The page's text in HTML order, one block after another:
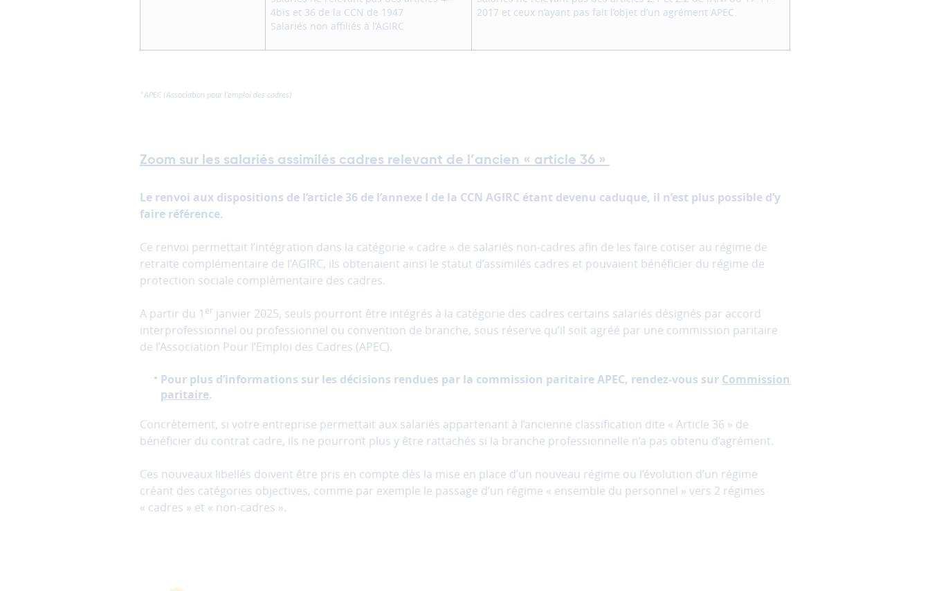
4bis et 36 de la CCN de 1947
Salariés non affiliés à l’AGIRC
2017 et ceux n’ayant pas fait l’objet d’un agrément APEC.
*APEC (Association pour l’emploi des cadres)
Zoom sur les salariés assimilés cadres relevant de l’ancien « article 36 »
Le renvoi aux dispositions de l’article 36 de l’annexe I de la CCN AGIRC étant devenu caduque, il n’est plus possible d’y
faire référence.
Ce renvoi permettait l’intégration dans la catégorie « cadre » de salariés non-cadres afin de les faire cotiser au régime de
retraite complémentaire de l’AGIRC, ils obtenaient ainsi le statut d’assimilés cadres et pouvaient bénéficier du régime de
protection sociale complémentaire des cadres.
A partir du 1 er janvier 2025, seuls pourront être intégrés à la catégorie des cadres certains salariés désignés par accord
interprofessionnel ou professionnel ou convention de branche, sous réserve qu’il soit agréé par une commission paritaire
de l’Association Pour l’Emploi des Cadres (APEC).
Pour plus d’informations sur les décisions rendues par la commission paritaire APEC, rendez-vous sur Commission
paritaire.
Concrètement, si votre entreprise permettait aux salariés appartenant à l’ancienne classification dite « Article 36 » de
bénéficier du contrat cadre, ils ne pourront plus y être rattachés si la branche professionnelle n’a pas obtenu d’agrément.
Ces nouveaux libellés doivent être pris en compte dès la mise en place d’un nouveau régime ou l’évolution d’un régime
créant des catégories objectives, comme par exemple le passage d’un régime « ensemble du personnel » vers 2 régimes
« cadres » et « non-cadres ».